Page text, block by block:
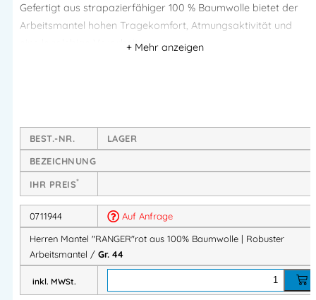
Gefertigt aus strapazierfähiger 100 % Baumwolle bietet der
Arbeitsmantel hohen Tragekomfort, Atmungsaktivität und
eine langlebige Verarbeitung.
Hoher Tragekomfort aus 100 % Baumwolle
Hautfreundliches Naturmaterial
Atmungsaktiv und angenehm zu tragen
Komfortabel auch bei langen Arbeitseinsätzen
Ideal für den täglichen Einsatz in Werkstatt und Industrie.
Robust & langlebig
BEST.-NR.
LAGER
BEZEICHNUNG
IHR PREIS*
0711944
Auf Anfrage
Herren Mantel "RANGER"rot aus 100% Baumwolle | Robuster
Arbeitsmantel / Gr. 44
inkl. MWSt.